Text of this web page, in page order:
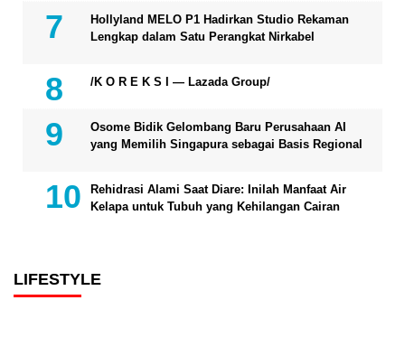
Hollyland MELO P1 Hadirkan Studio Rekaman
Lengkap dalam Satu Perangkat Nirkabel
/K O R E K S I — Lazada Group/
Osome Bidik Gelombang Baru Perusahaan AI
yang Memilih Singapura sebagai Basis Regional
Rehidrasi Alami Saat Diare: Inilah Manfaat Air
Kelapa untuk Tubuh yang Kehilangan Cairan
LIFESTYLE